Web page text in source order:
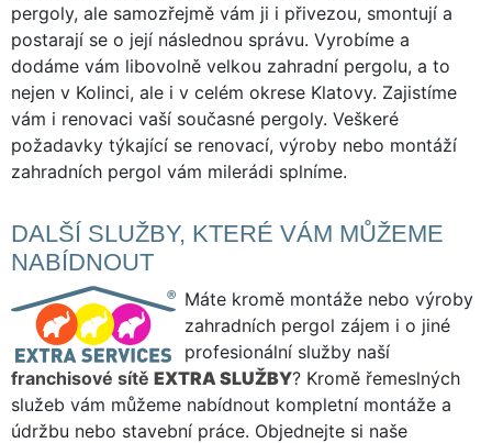
pergoly, ale samozřejmě vám ji i přivezou, smontují a
postarají se o její následnou správu. Vyrobíme a
dodáme vám libovolně velkou zahradní pergolu, a to
nejen v Kolinci, ale i v celém okrese Klatovy. Zajistíme
vám i renovaci vaší současné pergoly. Veškeré
požadavky týkající se renovací, výroby nebo montáží
zahradních pergol vám milerádi splníme.
DALŠÍ SLUŽBY, KTERÉ VÁM MŮŽEME
NABÍDNOUT
Máte kromě montáže nebo výroby
zahradních pergol zájem i o jiné
profesionální služby naší
franchisové sítě EXTRA SLUŽBY? Kromě řemeslných
služeb vám můžeme nabídnout kompletní montáže a
údržbu nebo stavební práce. Objednejte si naše